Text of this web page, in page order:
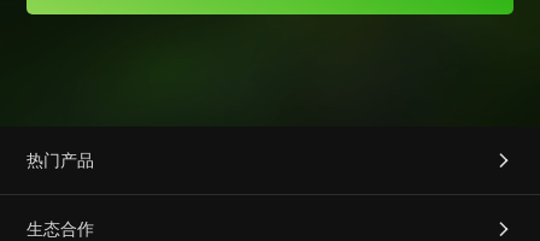
热门产品 
生态合作 